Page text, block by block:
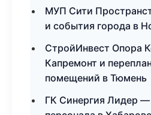
МУП Сити
и события города в
СтройИнвест Опора
Капремонт и
помещений в Тюмень
ГК Синергия Лидер —